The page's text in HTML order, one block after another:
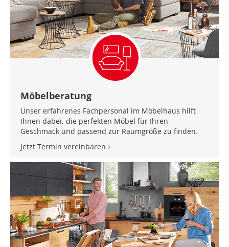
Möbelberatung
Unser erfahrenes Fachpersonal im Möbelhaus hilft
Ihnen dabei, die perfekten Möbel für Ihren
Geschmack und passend zur Raumgröße zu finden.
Jetzt Termin vereinbaren